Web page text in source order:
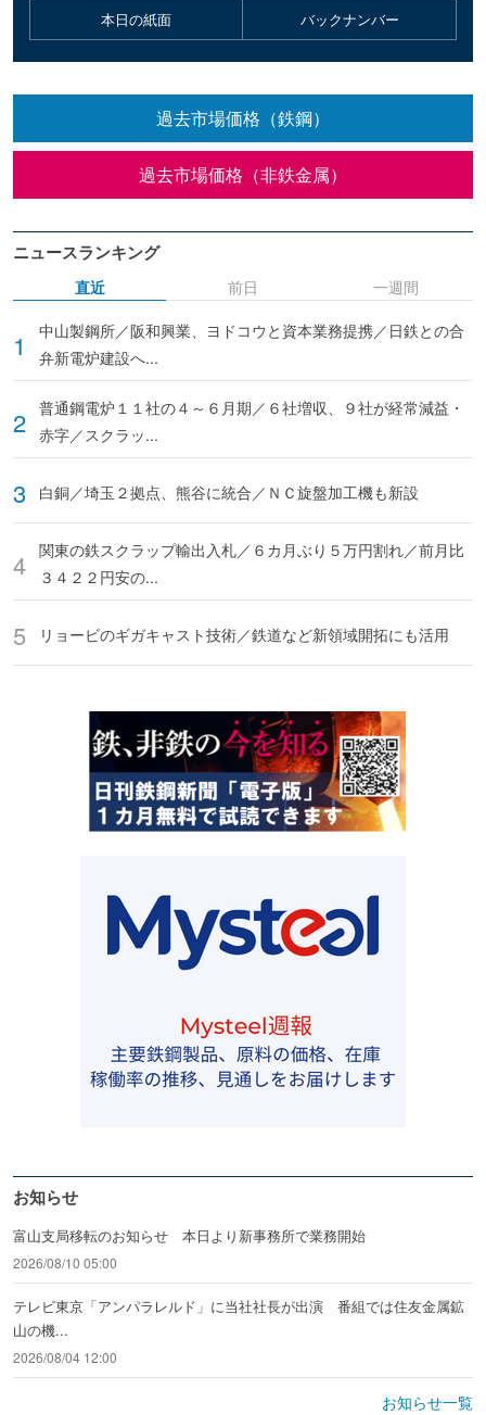
本日の紙面 バックナンバー
過去市場価格（鉄鋼）
過去市場価格（非鉄金属）
ニュースランキング
直近
中山製鋼所／阪和興業、ヨドコウと資本業務提携／日鉄との合
弁新電炉建設へ...
普通鋼電炉１１社の４～６月期／６社増収、９社が経常減益・
赤字／スクラッ...
白銅／埼玉２拠点、熊谷に統合／ＮＣ旋盤加工機も新設
関東の鉄スクラップ輸出入札／６カ月ぶり５万円割れ／前月比
３４２２円安の...
リョービのギガキャスト技術／鉄道など新領域開拓にも活用
前日 一週間
お知らせ
富山支局移転のお知らせ 本日より新事務所で業務開始
2026/08/10 05:00
テレビ東京「アンパラレルド」に当社社長が出演 番組では住友金属鉱
山の機...
2026/08/04 12:00
お知らせ一覧